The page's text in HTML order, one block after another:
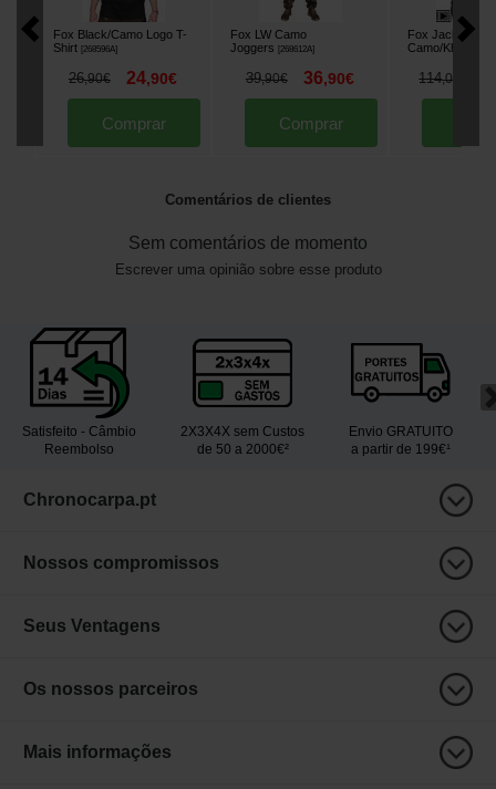
Fox Black/Camo Logo T-
Shirt
268596A]
26,90€ 24,90€
Comprar
Fox LW Camo
Joggers
268612A]
39,90€ 36,90€
Comprar
Fox Jacket RS
Camo/Khaki
114,00
Comentários de clientes
Sem comentários de momento
Escrever uma opinião sobre esse produto
Satisfeito - Câmbio
Reembolso
2X3X4X sem Custos
de 50 a 2000€²
Envio GRATUITO
a partir de 199€¹
Chronocarpa.pt
Nossos compromissos
Seus Ventagens
Os nossos parceiros
Mais informações